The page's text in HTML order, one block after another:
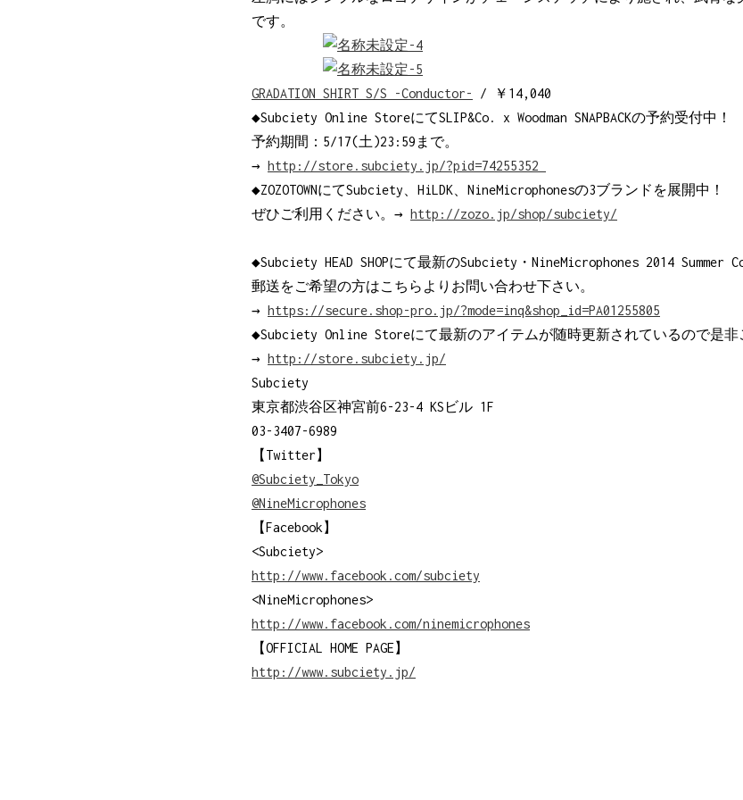
です。
GRADATION SHIRT S/S -Conductor-
/ ￥14,040
◆Subciety Online StoreにてSLIP&Co. x Woodman SNAPBACKの予約受付中！
予約期間：5/17(土)23:59まで。
→ http://store.subciety.jp/?pid=74255352
◆ZOZOTOWNにてSubciety、HiLDK、NineMicrophonesの3ブランドを展開中！
ぜひご利用ください。→ http://zozo.jp/shop/subciety/
◆Subciety HEAD SHOPにて最新のSubciety・NineMicrophones 2014 Summer
郵送をご希望の方はこちらよりお問い合わせ下さい。
→ https://secure.shop-pro.jp/?mode=inq&shop_id=PA01255805
◆Subciety Online Storeにて最新のアイテムが随時更新されているので是非
→ http://store.subciety.jp/
Subciety
東京都渋谷区神宮前6-23-4 KSビル 1F
03-3407-6989
【Twitter】
@Subciety_Tokyo
@NineMicrophones
【Facebook】
<Subciety>
http://www.facebook.com/subciety
<NineMicrophones>
http://www.facebook.com/ninemicrophones
【OFFICIAL HOME PAGE】
http://www.subciety.jp/